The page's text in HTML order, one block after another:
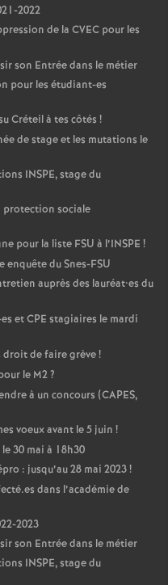
2022
de la CVEC pour les
son Entrée dans le métier
pour les étudiant-es
Créteil à tes côtés !
de stage et les mutations le
INSPE, stage du
protection sociale
pour la liste FSU à l’INSPE !
enquête du Snes-FSU
auprès des lauréat•es du
etCPE stagiaires le mardi
droit de faire grève!
le M2?
à un concours (CAPES,
voeux avant le 5 juin !
le 30 mai à 18h30
: jusqu’au 28 mai 2023!
dans l’académie de
2023
son Entrée dans le métier
INSPE, stage du